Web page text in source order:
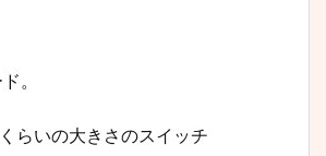
。
らいの大きさのスイッチ